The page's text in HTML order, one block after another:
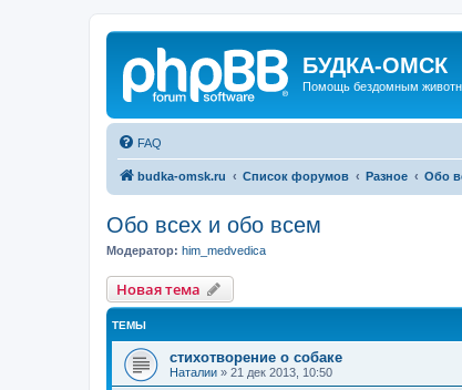
БУДКА-ОМСК
Помощь бездомным
FAQ
budka-omsk.ru Список форумов Разное Обо
Обо всех и обо всем
Модератор: him_medvedica
Новая тема
ТЕМЫ
стихотворение о собаке
Наталии » 21 дек 2013, 10:50